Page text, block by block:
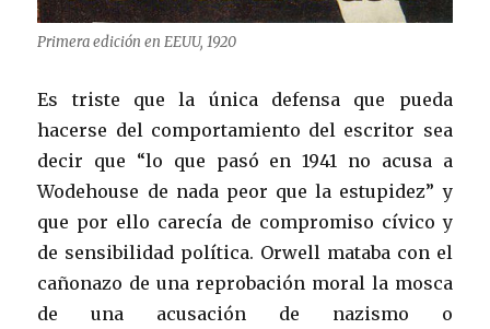
Primera edición en EEUU, 1920
Es triste que la única defensa que pueda
hacerse del comportamiento del escritor sea
decir que “lo que pasó en 1941 no acusa a
Wodehouse de nada peor que la estupidez” y
que por ello carecía de compromiso cívico y
de sensibilidad política. Orwell mataba con el
cañonazo de una reprobación moral la mosca
de una acusación de nazismo o